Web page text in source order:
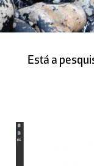
Está a